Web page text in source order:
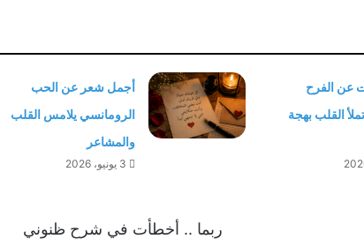
عن الفرح
القلب بهجة
أجمل شعر عن الحب
الرومانسي يلامس القلب
والمشاعر
3 يونيو، 2026
ربما .. أخطأت في شرح ظنوني